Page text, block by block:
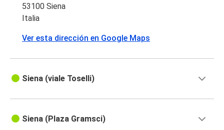
53100 Siena
Italia
Ver esta dirección en Google Maps
Siena (viale Toselli)
Siena (Plaza Gramsci)